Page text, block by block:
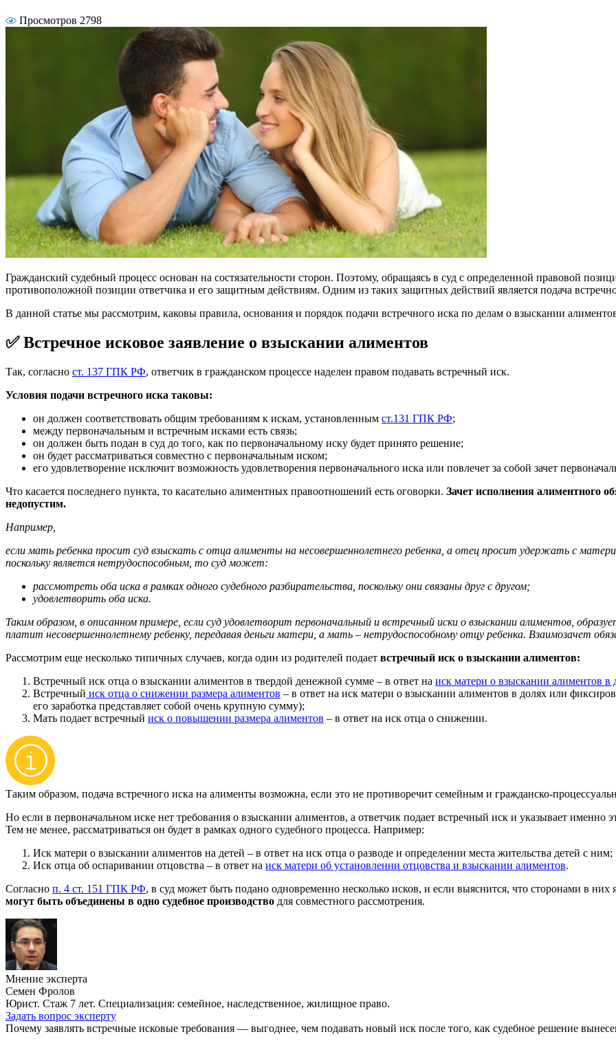
Просмотров 2798
Гражданский судебный процесс основан на состязательности сторон. Поэтому, обращаясь в суд с определенной правовой
противоположной позиции ответчика и его защитным действиям. Одним из таких защитных действий является подача
В данной статье мы рассмотрим, каковы правила, основания и порядок подачи встречного иска по делам о взыскании
✅ Встречное исковое заявление о взыскании алиментов
Так, согласно ст. 137 ГПК РФ, ответчик в гражданском процессе наделен правом подавать встречный иск.
Условия подачи встречного иска таковы:
он должен соответствовать общим требованиям к искам, установленным ст.131 ГПК РФ;
между первоначальным и встречным исками есть связь;
он должен быть подан в суд до того, как по первоначальному иску будет принято решение;
он будет рассматриваться совместно с первоначальным иском;
его удовлетворение исключит возможность удовлетворения первоначального иска или повлечет за собой зачет
Что касается последнего пункта, то касательно алиментных правоотношений есть оговорки. Зачет исполнения алиментного
недопустим.
Например,
если мать ребенка просит суд взыскать с отца алименты на несовершеннолетнего ребенка, а отец просит удержать с
поскольку является нетрудоспособным, то суд может:
рассмотреть оба иска в рамках одного судебного разбирательства, поскольку они связаны друг с другом;
удовлетворить оба иска.
Таким образом, в описанном примере, если суд удовлетворит первоначальный и встречный иски о взыскании алиментов,
платит несовершеннолетнему ребенку, передавая деньги матери, а мать – нетрудоспособному отцу ребенка. Взаимозачет
Рассмотрим еще несколько типичных случаев, когда один из родителей подает встречный иск о взыскании алиментов:
Встречный иск отца о взыскании алиментов в твердой денежной сумме – в ответ на иск матери о взыскании алиментов в
Встречный иск отца о снижении размера алиментов – в ответ на иск матери о взыскании алиментов в долях или
его заработка представляет собой очень крупную сумму);
Мать подает встречный иск о повышении размера алиментов – в ответ на иск отца о снижении.
Таким образом, подача встречного иска на алименты возможна, если это не противоречит семейным и гражданско-
Но если в первоначальном иске нет требования о взыскании алиментов, а ответчик подает встречный иск и указывает именно
Тем не менее, рассматриваться он будет в рамках одного судебного процесса. Например:
Иск матери о взыскании алиментов на детей – в ответ на иск отца о разводе и определении места жительства детей с ним;
Иск отца об оспаривании отцовства – в ответ на иск матери об установлении отцовства и взыскании алиментов.
Согласно п. 4 ст. 151 ГПК РФ, в суд может быть подано одновременно несколько исков, и если выяснится, что сторонами в
могут быть объединены в одно судебное производство для совместного рассмотрения.
Мнение эксперта
Семен Фролов
Юрист. Стаж 7 лет. Специализация: семейное, наследственное, жилищное право.
Задать вопрос эксперту
Почему заявлять встречные исковые требования — выгоднее, чем подавать новый иск после того, как судебное решение